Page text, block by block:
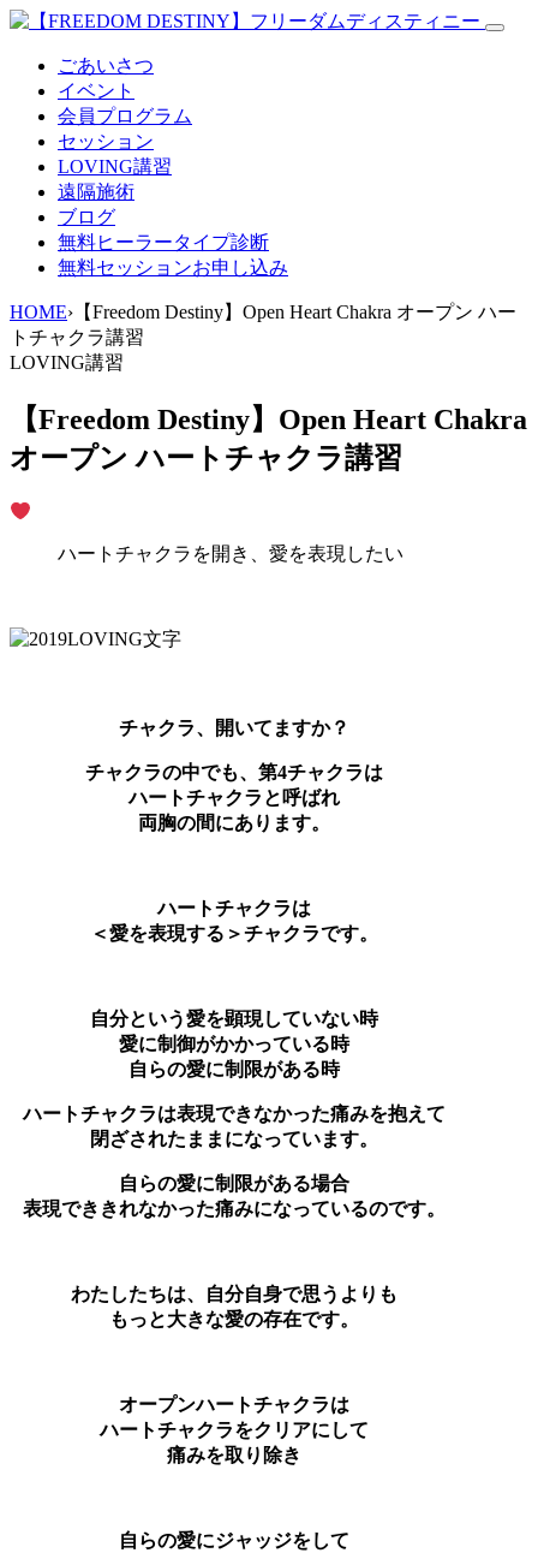
ごあいさつ
イベント
会員プログラム
セッション
LOVING講習
遠隔施術
ブログ
無料ヒーラータイプ診断
無料セッションお申し込み
HOME› 【Freedom Destiny】Open Heart Chakra オープン ハー
トチャクラ講習
LOVING講習
【Freedom Destiny】Open Heart Chakra
オープン ハートチャクラ講習
ハートチャクラを開き、愛を表現したい
チャクラ、開いてますか？
チャクラの中でも、第4チャクラは
ハートチャクラと呼ばれ
両胸の間にあります。
ハートチャクラは
＜愛を表現する＞チャクラです。
自分という愛を顕現していない時
愛に制御がかかっている時
自らの愛に制限がある時
ハートチャクラは表現できなかった痛みを抱えて
閉ざされたままになっています。
自らの愛に制限がある場合
表現でききれなかった痛みになっているのです。
わたしたちは、自分自身で思うよりも
もっと大きな愛の存在です。
オープンハートチャクラは
ハートチャクラをクリアにして
痛みを取り除き
自らの愛にジャッジをして